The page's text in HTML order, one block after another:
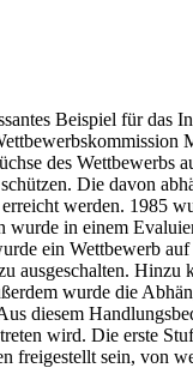
Beispiel für
des
Die davon
werden. 1985
in einem
ein Wettbewerb
wurde die
diesem
wird. Die erste
sein, von